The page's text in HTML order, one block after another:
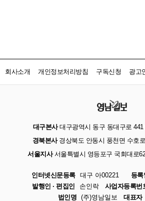
회사소개 개인정보처리방침 구독신청 광고
대구본사대구광역시 동구 동대구로 441
경북본사경상북도 안동시 풍천면 수호
서울지사서울특별시 영등포구 국회대로
인터넷신문등록 대구 아00221 등록
발행인 · 편집인
손인락 사업자등록번
법인명 (주)영남일보 대표자